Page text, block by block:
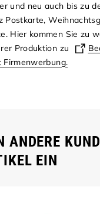
und neu auch bis zu
Postkarte,
. Hier kommen Sie zu
Produktion zu
Firmenwerbung.
ANDERE
EIN